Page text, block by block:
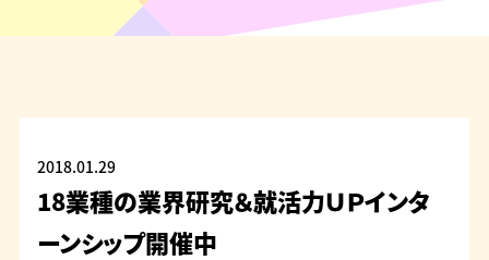
2018.01.29
18業種の業界研究＆就活力ＵＰインタ
ーンシップ開催中